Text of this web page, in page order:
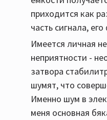
приходится как
часть сигнала,
Имеется личная
неприятности -
затвора
шумят, что
Именно шум в
меня основная